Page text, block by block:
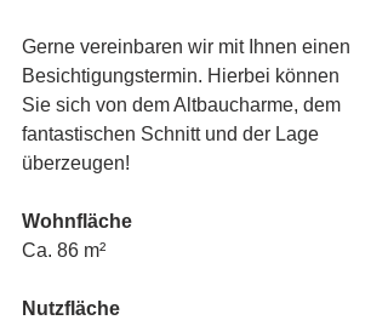
Gerne vereinbaren wir mit Ihnen einen
Besichtigungstermin. Hierbei können
Sie sich von dem Altbaucharme, dem
fantastischen Schnitt und der Lage
überzeugen!
Wohnfläche
Ca. 86 m²
Nutzfläche